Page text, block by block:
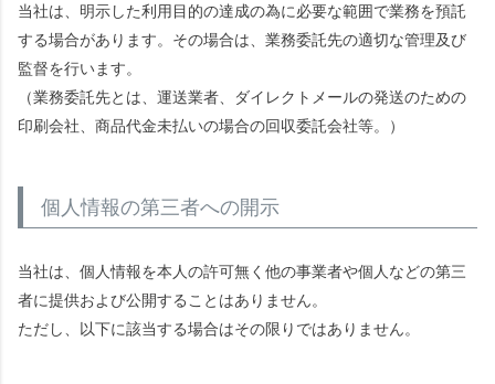
当社は、明示した利用目的の達成の為に必要な範囲で業務を預託
する場合があります。その場合は、業務委託先の適切な管理及び
監督を行います。
（業務委託先とは、運送業者、ダイレクトメールの発送のための
印刷会社、商品代金未払いの場合の回収委託会社等。）
個人情報の第三者への開示
当社は、個人情報を本人の許可無く他の事業者や個人などの第三
者に提供および公開することはありません。
ただし、以下に該当する場合はその限りではありません。